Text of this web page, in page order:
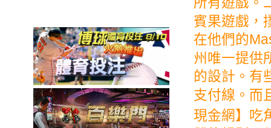
賓果遊戲，
在他們的
州唯一提供
的設計。有
支付線。而
現金網】吃